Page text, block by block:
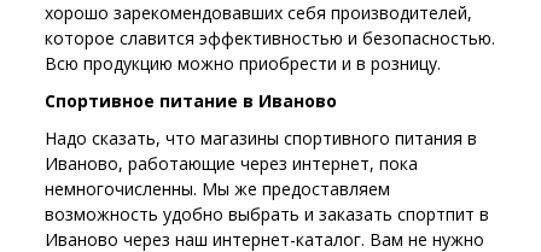
хорошо зарекомендовавших себя производителей,
которое славится эффективностью и безопасностью.
Всю продукцию можно приобрести и в розницу.
Спортивное питание в Иваново
Надо сказать, что магазины спортивного питания в
Иваново, работающие через интернет, пока
немногочисленны. Мы же предоставляем
возможность удобно выбрать и заказать спортпит в
Иваново через наш интернет-каталог. Вам не нужно